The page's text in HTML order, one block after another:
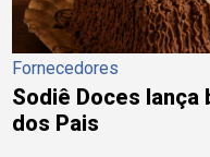
Fornecedores
Sodiê Doces lança
dos Pais